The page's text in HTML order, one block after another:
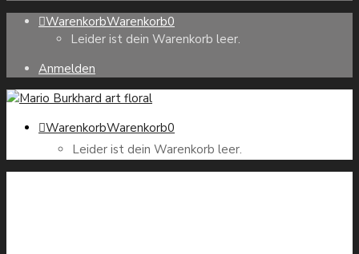
WarenkorbWarenkorb0
Leider ist dein Warenkorb leer.
Anmelden
WarenkorbWarenkorb0
Leider ist dein Warenkorb leer.